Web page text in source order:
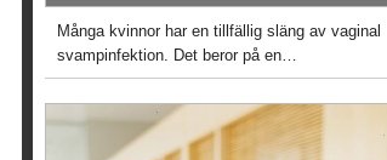
Många kvinnor har en tillfällig släng av vaginal
svampinfektion. Det beror på en…